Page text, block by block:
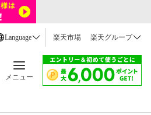
Language 楽天市場 楽天グループ
メニュー